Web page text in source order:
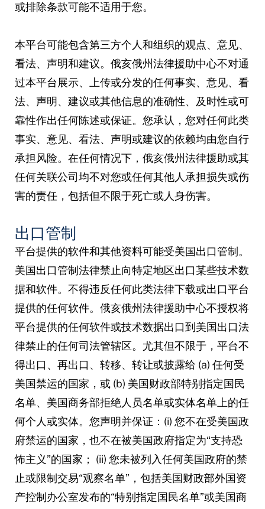
或排除条款可能不适用于您。
本平台可能包含第三方个人和组织的观点、意见、
看法、声明和建议。俄亥俄州法律援助中心不对通
过本平台展示、上传或分发的任何事实、意见、看
法、声明、建议或其他信息的准确性、及时性或可
靠性作出任何陈述或保证。您承认，您对任何此类
事实、意见、看法、声明或建议的依赖均由您自行
承担风险。在任何情况下，俄亥俄州法律援助或其
任何关联公司均不对您或任何其他人承担损失或伤
害的责任，包括但不限于死亡或人身伤害。
出口管制
平台提供的软件和其他资料可能受美国出口管制。
美国出口管制法律禁止向特定地区出口某些技术数
据和软件。不得违反任何此类法律下载或出口平台
提供的任何软件。俄亥俄州法律援助中心不授权将
平台提供的任何软件或技术数据出口到美国出口法
律禁止的任何司法管辖区。尤其但不限于，平台不
得出口、再出口、转移、转让或披露给 (a) 任何受
美国禁运的国家，或 (b) 美国财政部特别指定国民
名单、美国商务部拒绝人员名单或实体名单上的任
何个人或实体。您声明并保证：(i) 您不在受美国政
府禁运的国家，也不在被美国政府指定为“支持恐
怖主义”的国家； (ii) 您未被列入任何美国政府的禁
止或限制交易“观察名单”，包括美国财政部外国资
产控制办公室发布的“特别指定国民名单”或美国商